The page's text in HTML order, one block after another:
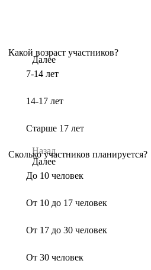
Далее
Какой возраст участников?
7-14 лет
14-17 лет
Старше 17 лет
Назад
Далее
Сколько участников планируется?
До 10 человек
От 10 до 17 человек
От 17 до 30 человек
От 30 человек